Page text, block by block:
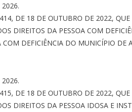
2026.
DE 18 DE OUTUBRO DE 2022, QUE
DIREITOS DA PESSOA COM
DEFICIÊNCIA DO MUNICÍPIO DE
2026.
DE 18 DE OUTUBRO DE 2022, QUE
DIREITOS DA PESSOA IDOSA E